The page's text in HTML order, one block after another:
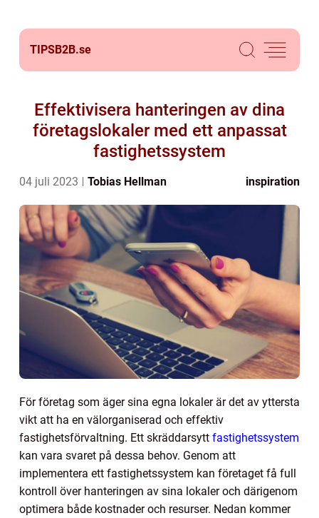
TIPSB2B.se
Effektivisera hanteringen av dina
företagslokaler med ett anpassat
fastighetssystem
04 juli 2023 Tobias Hellman inspiration
För företag som äger sina egna lokaler är det av yttersta
vikt att ha en välorganiserad och effektiv
fastighetsförvaltning. Ett skräddarsytt fastighetssystem
kan vara svaret på dessa behov. Genom att
implementera ett fastighetssystem kan företaget få full
kontroll över hanteringen av sina lokaler och därigenom
optimera både kostnader och resurser. Nedan kommer